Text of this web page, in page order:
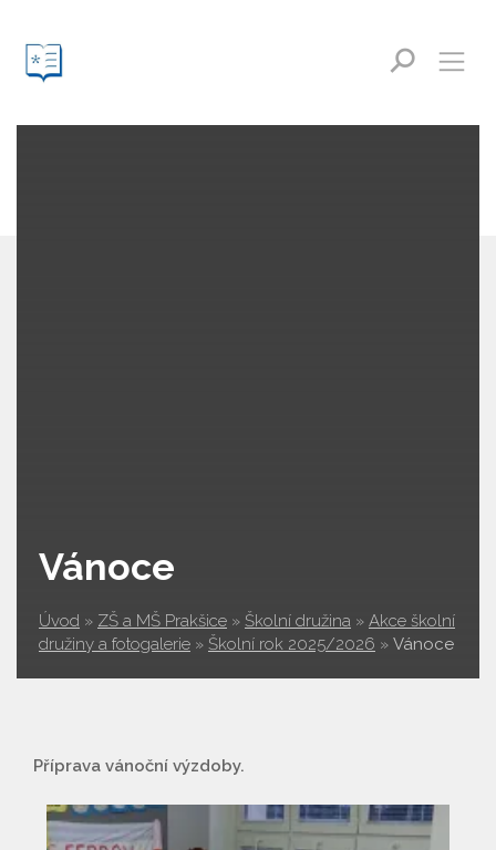
Vánoce
Úvod » ZŠ a MŠ Prakšice » Školní družina » Akce školní
družiny a fotogalerie » Školní rok 2025/2026 » Vánoce
Příprava vánoční výzdoby.